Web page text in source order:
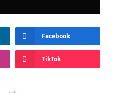
Facebook
TikTok